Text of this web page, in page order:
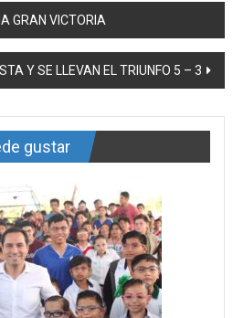
GRAN VICTORIA
Y SE LLEVAN EL TRIUNFO 5 – 3
gustar